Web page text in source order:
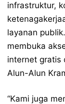
infrastruktur,
layanan
membuka
internet gratis
Alun-Alun
“Kami juga